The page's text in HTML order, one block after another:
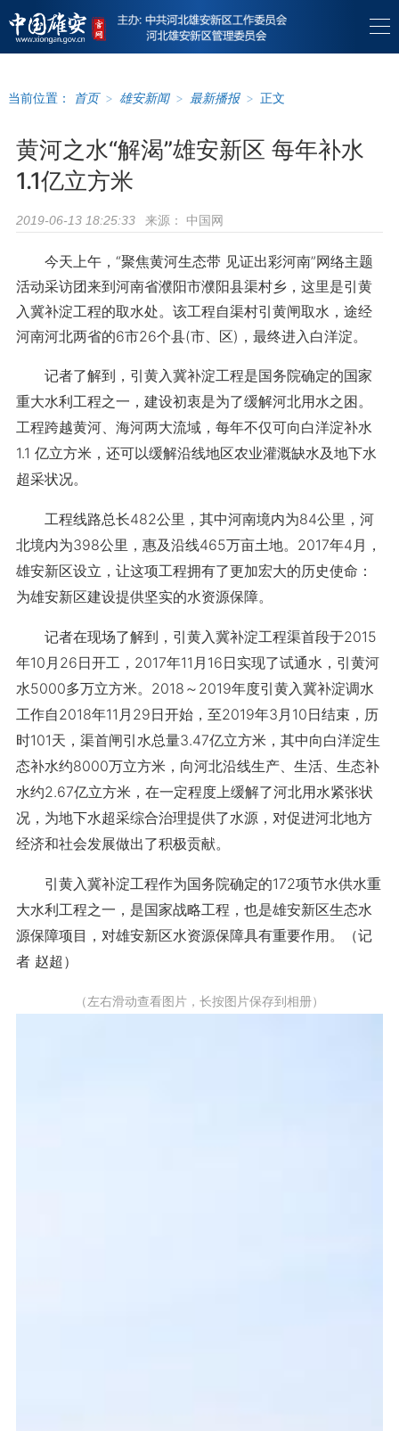
当前位置： 首页 > 雄安新闻 > 最新播报 > 正文
黄河之水“解渴”雄安新区 每年补水
1.1亿立方米
2019-06-13 18:25:33 来源： 中国网
今天上午，“聚焦黄河生态带 见证出彩河南”网络主题
活动采访团来到河南省濮阳市濮阳县渠村乡，这里是引黄
入冀补淀工程的取水处。该工程自渠村引黄闸取水，途经
河南河北两省的6市26个县(市、区)，最终进入白洋淀。
记者了解到，引黄入冀补淀工程是国务院确定的国家
重大水利工程之一，建设初衷是为了缓解河北用水之困。
工程跨越黄河、海河两大流域，每年不仅可向白洋淀补水
1.1 亿立方米，还可以缓解沿线地区农业灌溉缺水及地下水
超采状况。
工程线路总长482公里，其中河南境内为84公里，河
北境内为398公里，惠及沿线465万亩土地。2017年4月，
雄安新区设立，让这项工程拥有了更加宏大的历史使命：
为雄安新区建设提供坚实的水资源保障。
记者在现场了解到，引黄入冀补淀工程渠首段于2015
年10月26日开工，2017年11月16日实现了试通水，引黄河
水5000多万立方米。2018～2019年度引黄入冀补淀调水
工作自2018年11月29日开始，至2019年3月10日结束，历
时101天，渠首闸引水总量3.47亿立方米，其中向白洋淀生
态补水约8000万立方米，向河北沿线生产、生活、生态补
水约2.67亿立方米，在一定程度上缓解了河北用水紧张状
况，为地下水超采综合治理提供了水源，对促进河北地方
经济和社会发展做出了积极贡献。
引黄入冀补淀工程作为国务院确定的172项节水供水重
大水利工程之一，是国家战略工程，也是雄安新区生态水
源保障项目，对雄安新区水资源保障具有重要作用。（记
者 赵超）
（左右滑动查看图片，长按图片保存到相册）